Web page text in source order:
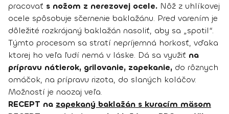
pracovať s nožom z nerezovej ocele. Nôž z uhlíkovej
ocele spôsobuje sčernenie baklažánu. Pred varením je
dôležité rozkrájaný baklažán nasoliť, aby sa „spotil“.
Týmto procesom sa stratí nepríjemná horkosť, vďaka
ktorej ho veľa ľudí nemá v láske. Dá sa využiť na
prípravu nátierok, grilovanie, zapekanie, do rôznych
omáčok, na prípravu rizota, do slaných koláčov.
Možností je naozaj veľa.
RECEPT na zapekaný baklažán s kuracím mäsom